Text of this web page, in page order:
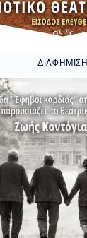
ΔΙΑΦΉΜΙΣΗ